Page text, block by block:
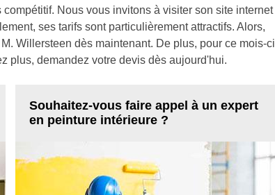
Nous vous invitons à visiter son site internet
ses tarifs sont particulièrement attractifs. Alors,
Willersteen dès maintenant. De plus, pour ce mois-ci
plus, demandez votre devis dès aujourd'hui.
Souhaitez-vous faire appel à un expert
en peinture intérieure ?